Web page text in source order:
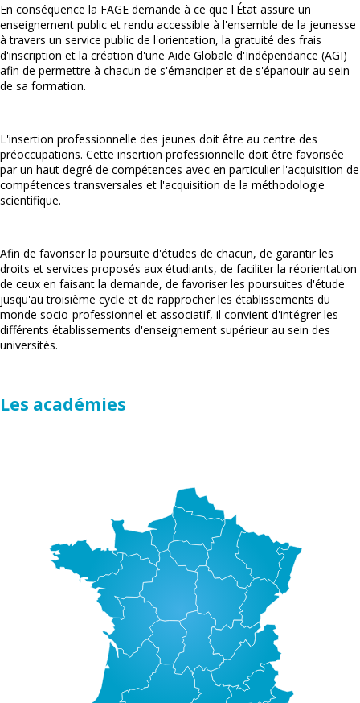
En conséquence la FAGE demande à ce que l'État assure un
enseignement public et rendu accessible à l'ensemble de la jeunesse
à travers un service public de l'orientation, la gratuité des frais
d'inscription et la création d'une Aide Globale d'Indépendance (AGI)
afin de permettre à chacun de s'émanciper et de s'épanouir au sein
de sa formation.
L'insertion professionnelle des jeunes doit être au centre des
préoccupations. Cette insertion professionnelle doit être favorisée
par un haut degré de compétences avec en particulier l'acquisition de
compétences transversales et l'acquisition de la méthodologie
scientifique.
Afin de favoriser la poursuite d'études de chacun, de garantir les
droits et services proposés aux étudiants, de faciliter la réorientation
de ceux en faisant la demande, de favoriser les poursuites d'étude
jusqu'au troisième cycle et de rapprocher les établissements du
monde socio-professionnel et associatif, il convient d'intégrer les
différents établissements d'enseignement supérieur au sein des
universités.
Les académies